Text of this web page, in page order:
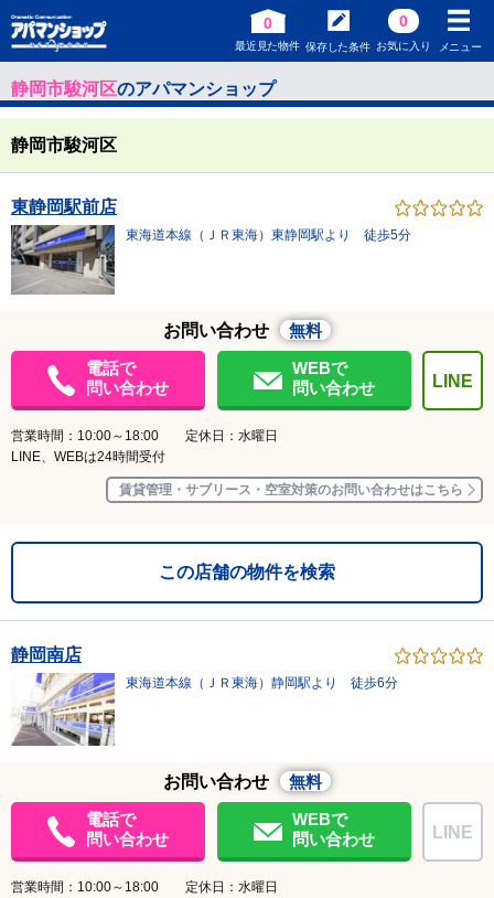
0
最近見た物件 保存した条件
0
お気に入り メニュー
静岡市駿河区のアパマンショップ
静岡市駿河区
東静岡駅前店
東海道本線（ＪＲ東海）東静岡駅より 徒歩5分
お問い合わせ
無料
電話で
問い合わせ
WEBで
問い合わせ
LINE
営業時間：10:00～18:00 定休日：水曜日
LINE、WEBは24時間受付
賃貸管理・サブリース・空室対策のお問い合わせはこちら
この店舗の物件を検索
静岡南店
東海道本線（ＪＲ東海）静岡駅より 徒歩6分
お問い合わせ
無料
電話で
問い合わせ
WEBで
問い合わせ
LINE
営業時間：10:00～18:00 定休日：水曜日